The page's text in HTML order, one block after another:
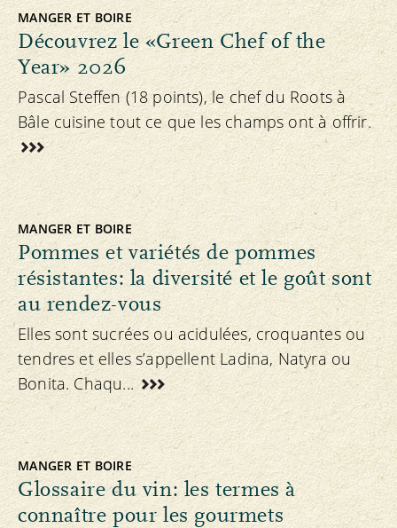
MANGER ET BOIRE
Découvrez le «Green Chef of the
Year» 2026
Pascal Steffen (18 points), le chef du Roots à
Bâle cuisine tout ce que les champs ont à offrir.
MANGER ET BOIRE
Pommes et variétés de pommes
résistantes: la diversité et le goût sont
au rendez-vous
Elles sont sucrées ou acidulées, croquantes ou
tendres et elles s’appellent Ladina, Natyra ou
Bonita. Chaqu...
MANGER ET BOIRE
Glossaire du vin: les termes à
connaître pour les gourmets